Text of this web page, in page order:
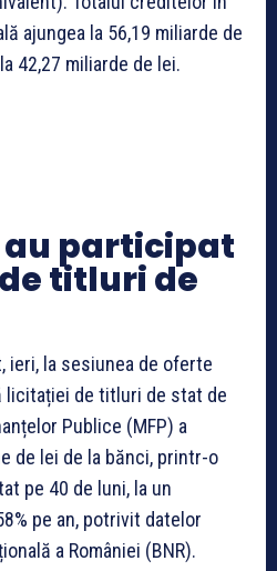
ajungea la 56,19 miliarde de
42,27 miliarde de lei.
au participat
titluri de
ieri, la sesiunea de oferte
de titluri de stat de
Publice (MFP) a
de lei de la bănci, printr-o
pe 40 de luni, la un
pe an, potrivit datelor
a României (BNR).